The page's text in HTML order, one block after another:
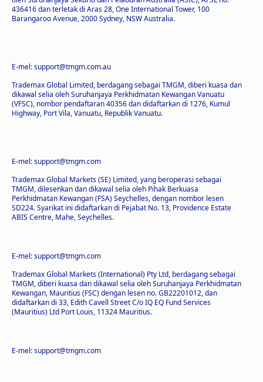
436416 dan terletak di Aras 28, One International Tower, 100
Barangaroo Avenue, 2000 Sydney, NSW Australia.
E-mel: support@tmgm.com.au
Trademax Global Limited, berdagang sebagai TMGM, diberi kuasa dan
dikawal selia oleh Suruhanjaya Perkhidmatan Kewangan Vanuatu
(VFSC), nombor pendaftaran 40356 dan didaftarkan di 1276, Kumul
Highway, Port Vila, Vanuatu, Republik Vanuatu.
E-mel: support@tmgm.com
Trademax Global Markets (SE) Limited, yang beroperasi sebagai
TMGM, dilesenkan dan dikawal selia oleh Pihak Berkuasa
Perkhidmatan Kewangan (FSA) Seychelles, dengan nombor lesen
SD224. Syarikat ini didaftarkan di Pejabat No. 13, Providence Estate
ABIS Centre, Mahe, Seychelles.
E-mel: support@tmgm.com
Trademax Global Markets (International) Pty Ltd, berdagang sebagai
TMGM, diberi kuasa dan dikawal selia oleh Suruhanjaya Perkhidmatan
Kewangan, Mauritius (FSC) dengan lesen no. GB22201012, dan
didaftarkan di 33, Edith Cavell Street C/o IQ EQ Fund Services
(Mauritius) Ltd Port Louis, 11324 Mauritius.
E-mel: support@tmgm.com